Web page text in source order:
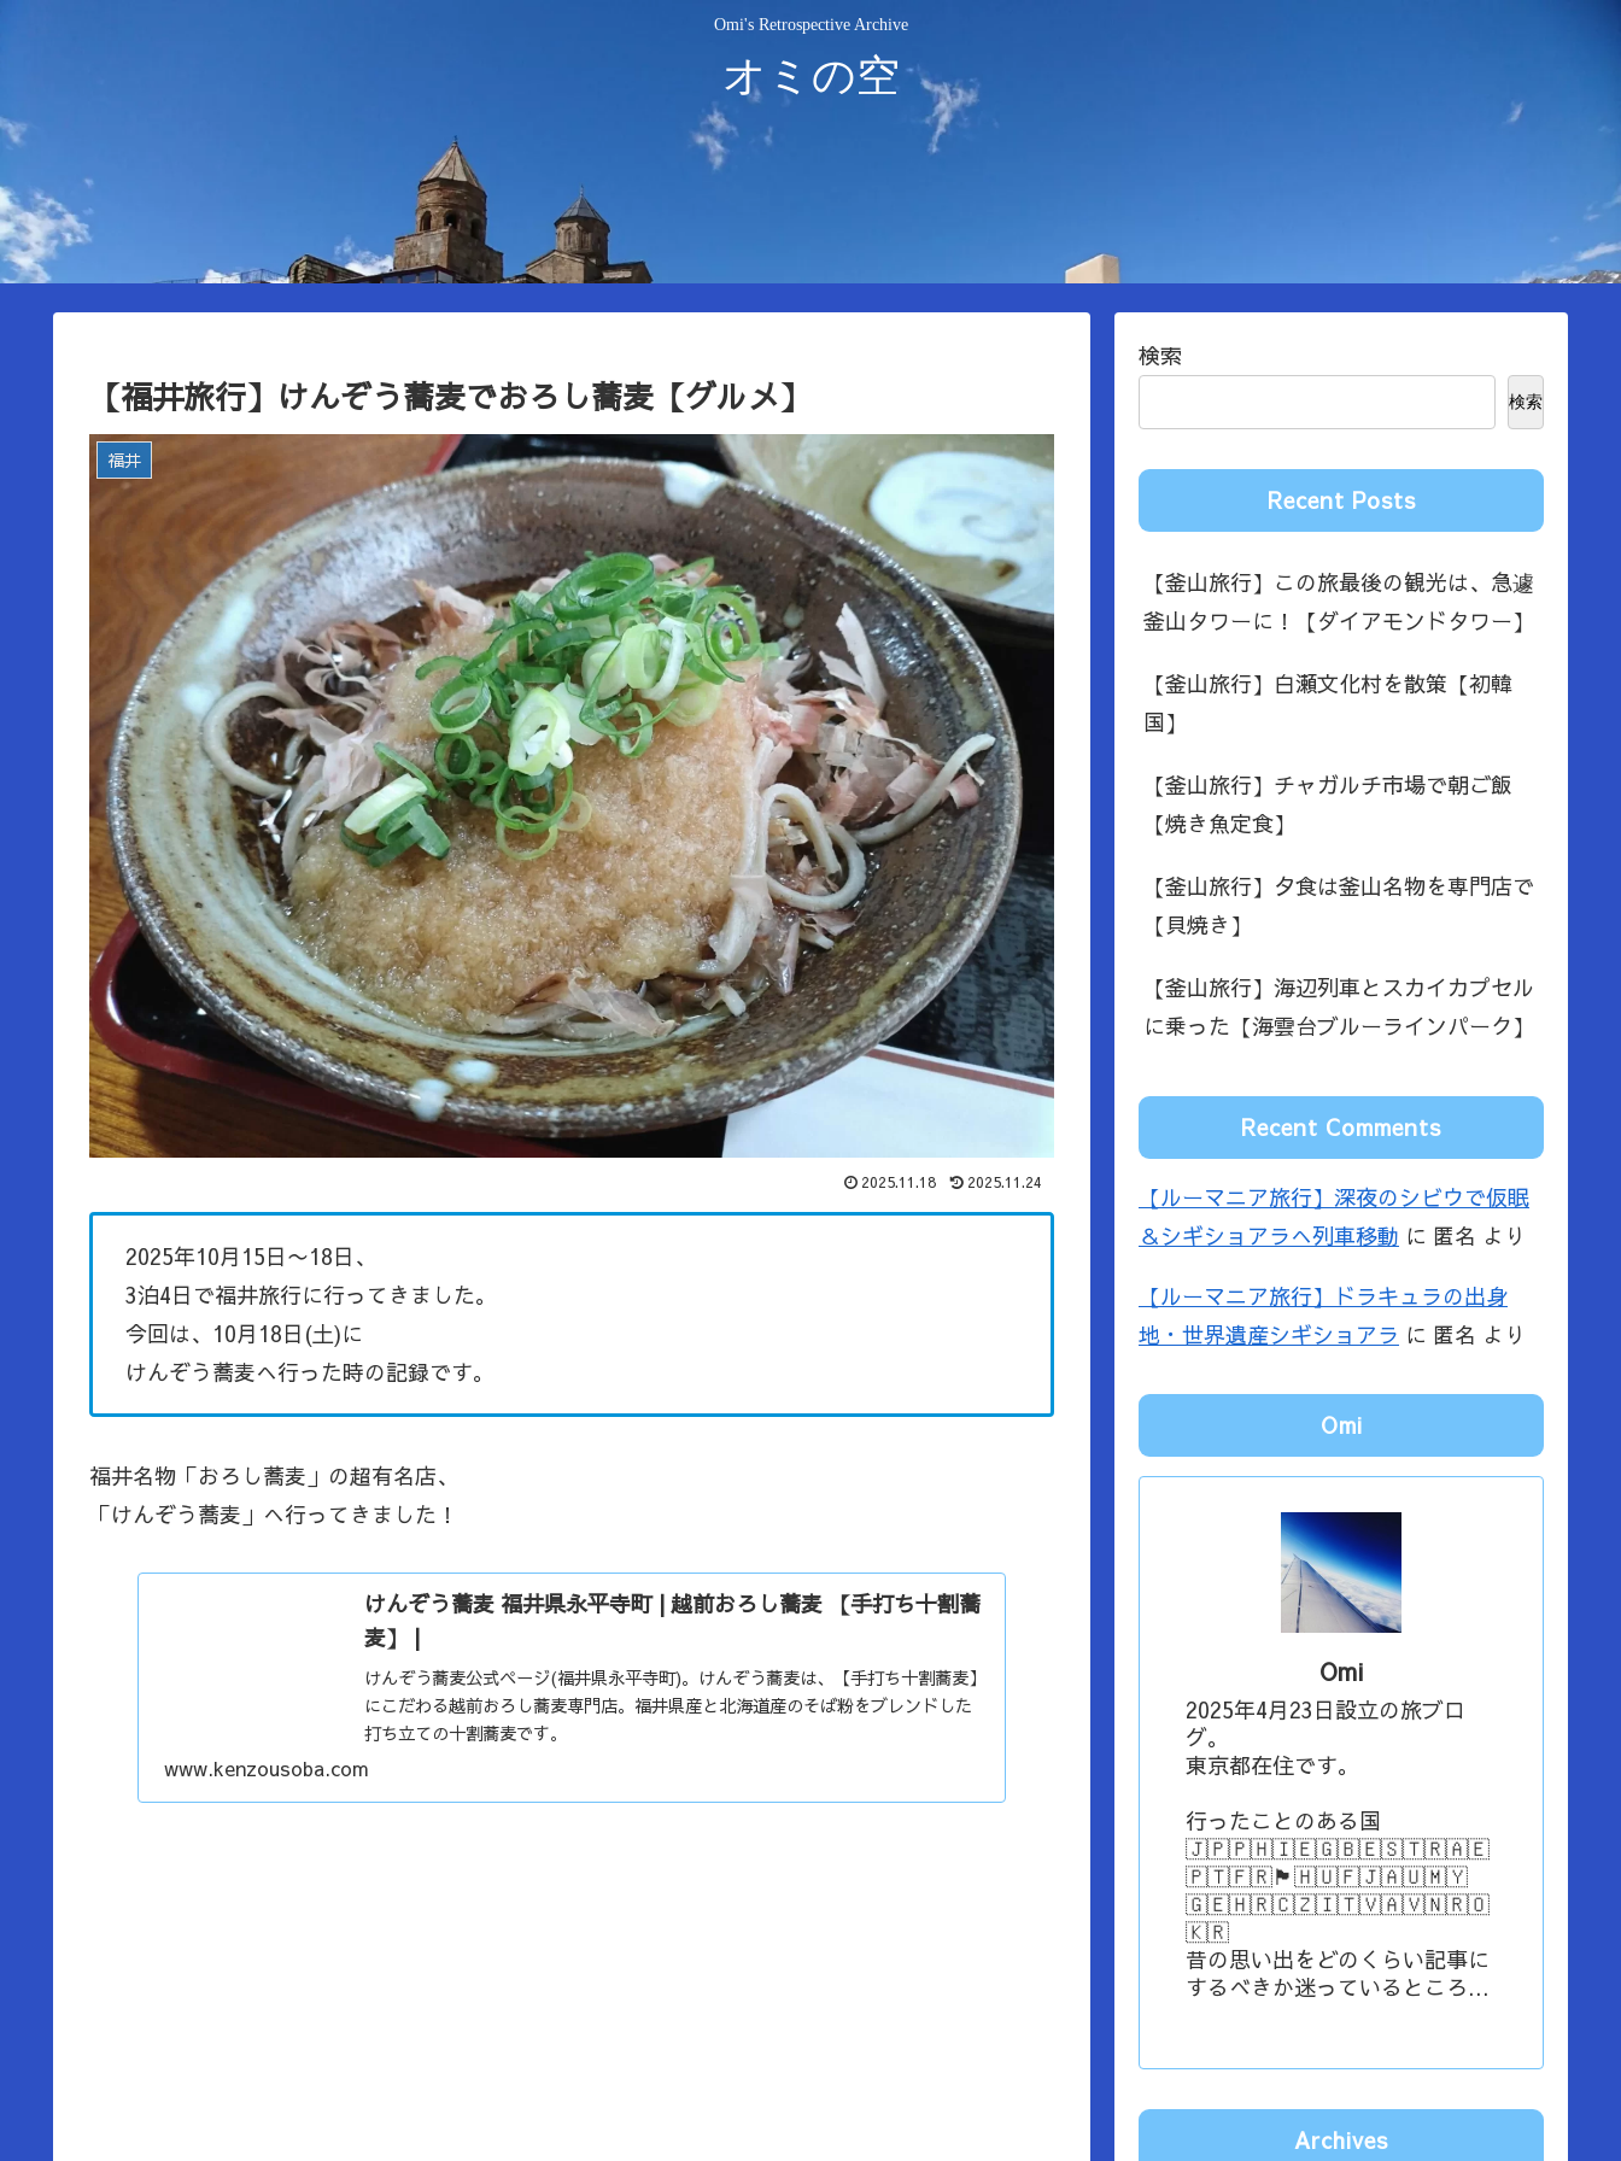
Omi's Retrospective Archive
オミの空
【福井旅行】けんぞう蕎麦でおろし蕎麦【グルメ】
福井
2025.11.18 2025.11.24
2025年10月15日〜18日、
3泊4日で福井旅行に行ってきました。
今回は、10月18日(土)に
けんぞう蕎麦へ行った時の記録です。
福井名物「おろし蕎麦」の超有名店、
「けんぞう蕎麦」へ行ってきました！
けんぞう蕎麦 福井県永平寺町 | 越前おろし蕎麦 【手打ち十割蕎
麦】 |
けんぞう蕎麦公式ページ(福井県永平寺町)。けんぞう蕎麦は、【手打ち十割蕎麦】
にこだわる越前おろし蕎麦専門店。福井県産と北海道産のそば粉をブレンドした
打ち立ての十割蕎麦です。
www.kenzousoba.com
検索
検索
Recent Posts
【釜山旅行】この旅最後の観光は、急遽
釜山タワーに！【ダイアモンドタワー】
【釜山旅行】白瀬文化村を散策【初韓
国】
【釜山旅行】チャガルチ市場で朝ご飯
【焼き魚定食】
【釜山旅行】夕食は釜山名物を専門店で
【貝焼き】
【釜山旅行】海辺列車とスカイカプセル
に乗った【海雲台ブルーラインパーク】
Recent Comments
【ルーマニア旅行】深夜のシビウで仮眠
＆シギショアラへ列車移動 に 匿名 より
【ルーマニア旅行】ドラキュラの出身
地・世界遺産シギショアラ に 匿名 より
Omi
Omi
2025年4月23日設立の旅ブロ
グ。
東京都在住です。
行ったことのある国
🇯🇵🇵🇭🇮🇪🇬🇧🇪🇸🇹🇷🇦🇪
🇵🇹🇫🇷🏴󠁧󠁢󠁳󠁣󠁴󠁿🇭🇺🇫🇯🇦🇺🇲🇾
🇬🇪🇭🇷🇨🇿🇮🇹🇻🇦🇻🇳🇷🇴
🇰🇷
昔の思い出をどのくらい記事に
するべきか迷っているところ...
Archives